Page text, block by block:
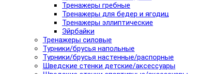
Тренажеры гребные
Тренажеры для бедер и ягодиц
Тренажеры эллиптические
Эйрбайки
Тренажеры силовые
Турники/брусья напольные
Турники/брусья настенные/распорные
Шведские стенки детские/аксессуары